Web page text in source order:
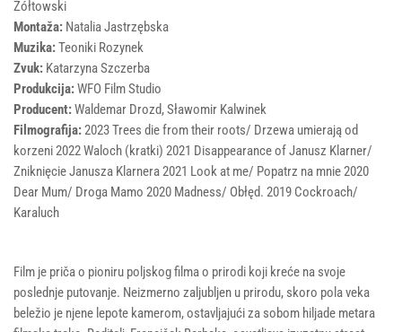
Żółtowski
Montaža: Natalia Jastrzębska
Muzika:Teoniki Rozynek
Zvuk: Katarzyna Szczerba
Produkcija:WFO Film Studio
Producent:Waldemar Drozd, Sławomir Kalwinek
Filmografija:2023 Trees die from their roots/ Drzewa umierają od
korzeni 2022 Waloch (kratki) 2021 Disappearance of Janusz Klarner/
Zniknięcie Janusza Klarnera 2021 Look at me/ Popatrz na mnie 2020
Dear Mum/ Droga Mamo 2020 Madness/ Obłęd. 2019 Cockroach/
Karaluch
Film je priča o pioniru poljskog filma o prirodi koji kreće na svoje
poslednje putovanje. Neizmerno zaljubljen u prirodu, skoro pola veka
beležio je njene lepote kamerom, ostavljajući za sobom hiljade metara